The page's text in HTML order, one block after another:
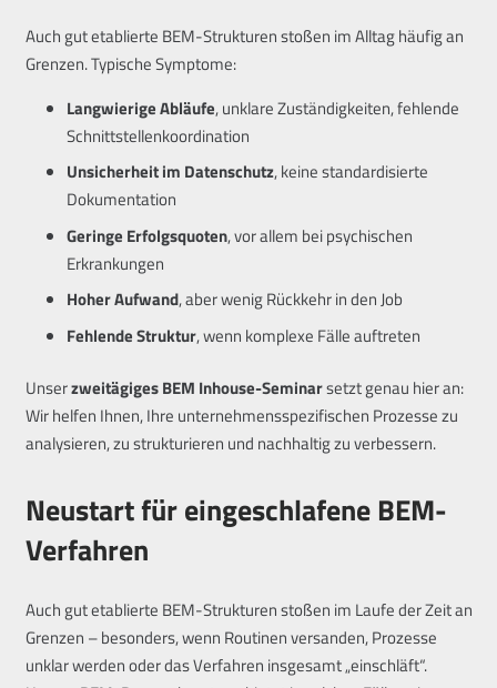
Auch gut etablierte BEM-Strukturen stoßen im Alltag häufig an
Grenzen. Typische Symptome:
Langwierige Abläufe, unklare Zuständigkeiten, fehlende
Schnittstellenkoordination
Unsicherheit im Datenschutz, keine standardisierte
Dokumentation
Geringe Erfolgsquoten, vor allem bei psychischen
Erkrankungen
Hoher Aufwand, aber wenig Rückkehr in den Job
Fehlende Struktur, wenn komplexe Fälle auftreten
Unserzweitägiges BEM Inhouse-Seminarsetzt genau hier an:
Wir helfen Ihnen, Ihre unternehmensspezifischen Prozesse zu
analysieren, zu strukturieren und nachhaltig zu verbessern.
Neustart für eingeschlafene BEM-
Verfahren
Auch gut etablierte BEM-Strukturen stoßen im Laufe der Zeit an
Grenzen – besonders, wenn Routinen versanden, Prozesse
unklar werden oder das Verfahren insgesamt „einschläft“.